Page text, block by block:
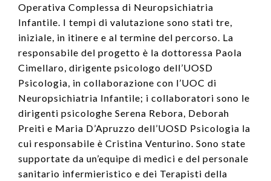
Operativa Complessa di Neuropsichiatria
Infantile. I tempi di valutazione sono stati tre,
iniziale, in itinere e al termine del percorso. La
responsabile del progetto è la dottoressa Paola
Cimellaro, dirigente psicologo dell’UOSD
Psicologia, in collaborazione con l’UOC di
Neuropsichiatria Infantile; i collaboratori sono le
dirigenti psicologhe Serena Rebora, Deborah
Preiti e Maria D’Apruzzo dell’UOSD Psicologia la
cui responsabile è Cristina Venturino. Sono state
supportate da un’equipe di medici e del personale
sanitario infermieristico e dei Terapisti della